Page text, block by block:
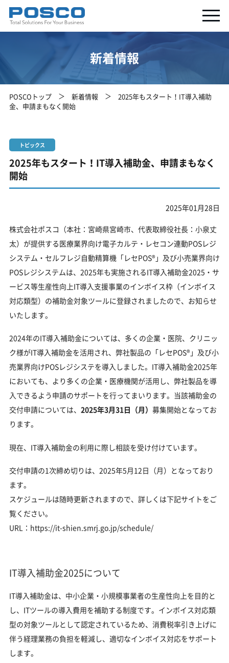
新着情報
POSCOトップ 新着情報
2025年もスタート！IT導入補助
金、申請まもなく開始
トピックス
2025年もスタート！IT導入補助金、申請まもなく
開始
2025年01月28日
株式会社ポスコ（本社：宮崎県宮崎市、代表取締役社長：小泉丈
太）が提供する医療業界向け電子カルテ・レセコン連動POSレジ
システム・セルフレジ自動精算機「レセPOS®」及び小売業界向け
POSレジシステムは、2025年も実施されるIT導入補助金2025・サ
ービス等生産性向上IT導入支援事業のインボイス枠（インボイス
対応類型）の補助金対象ツールに登録されましたので、お知らせ
いたします。
2024年のIT導入補助金については、多くの企業・医院、クリニッ
ク様がIT導入補助金を活用され、弊社製品の「レセPOS®」及び小
売業界向けPOSレジシステを導入しました。IT導入補助金2025年
においても、より多くの企業・医療機関が活用し、弊社製品を導
入できるよう申請のサポートを行ってまいります。当該補助金の
交付申請については、 2025年3月31日（月） 募集開始となってお
ります。
現在、IT導入補助金の利用に際し相談を受け付けています。
交付申請の1次締め切りは、2025年5月12日（月）となっており
ます。
スケジュールは随時更新されますので、詳しくは下記サイトをご
覧ください。
URL： https://it-shien.smrj.go.jp/schedule/
IT導入補助金2025について
IT導入補助金は、中小企業・小規模事業者の生産性向上を目的と
し、ITツールの導入費用を補助する制度です。インボイス対応類
型の対象ツールとして認定されているため、消費税率引き上げに
伴う経理業務の負担を軽減し、適切なインボイス対応をサポート
します。